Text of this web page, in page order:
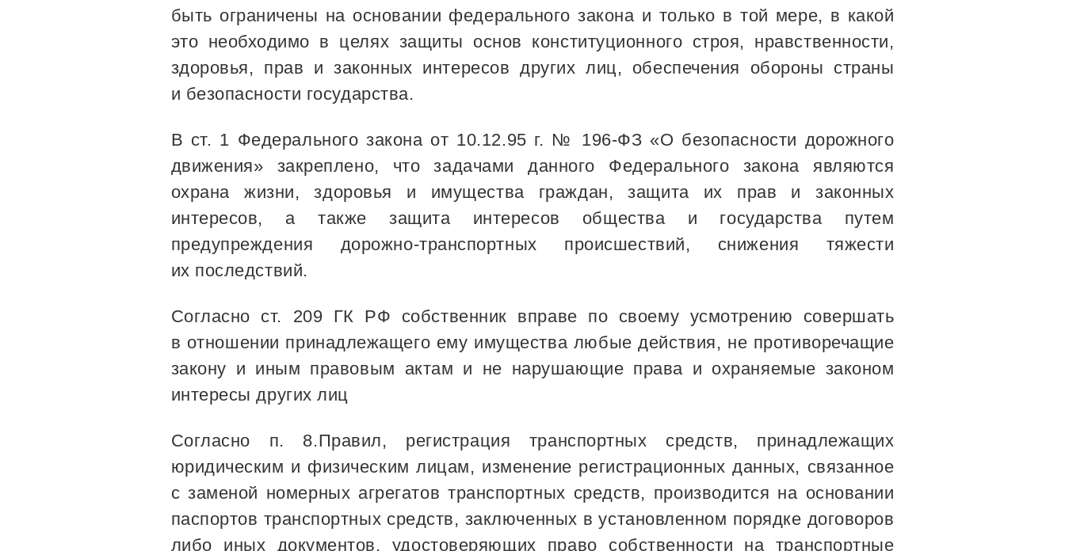
быть ограничены на основании федерального закона и только в той мере, в какой
это необходимо в целях защиты основ конституционного строя, нравственности,
здоровья, прав и законных интересов других лиц, обеспечения обороны страны
и безопасности государства.
В ст. 1 Федерального закона от 10.12.95 г. № 196-ФЗ «О безопасности дорожного
движения» закреплено, что задачами данного Федерального закона являются
охрана жизни, здоровья и имущества граждан, защита их прав и законных
интересов, а также защита интересов общества и государства путем
предупреждения дорожно-транспортных происшествий, снижения тяжести
их последствий.
Согласно ст. 209 ГК РФ собственник вправе по своему усмотрению совершать
в отношении принадлежащего ему имущества любые действия, не противоречащие
закону и иным правовым актам и не нарушающие права и охраняемые законом
интересы других лиц
Согласно п. 8.Правил, регистрация транспортных средств, принадлежащих
юридическим и физическим лицам, изменение регистрационных данных, связанное
с заменой номерных агрегатов транспортных средств, производится на основании
паспортов транспортных средств, заключенных в установленном порядке договоров
либо иных документов, удостоверяющих право собственности на транспортные